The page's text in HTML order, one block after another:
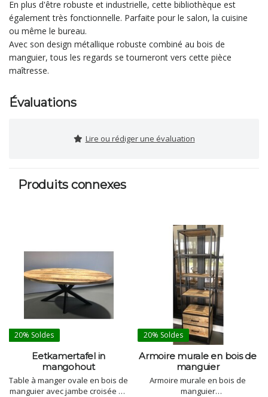
En plus d'être robuste et industrielle, cette bibliothèque est
également très fonctionnelle. Parfaite pour le salon, la cuisine
ou même le bureau.
Avec son design métallique robuste combiné au bois de
manguier, tous les regards se tourneront vers cette pièce
maîtresse.
Évaluations
Lire ou rédiger une évaluation
Produits connexes
20% Soldes
Eetkamertafel in
mangohout
Table à manger ovale en bois de
manguier avec jambe croisée en
20% Soldes
Armoire murale en bois de
manguier
Armoire murale en bois de
manguier